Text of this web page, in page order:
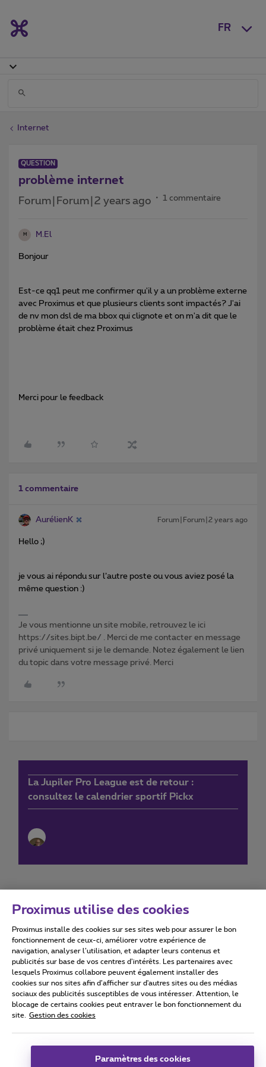
FR
Internet
QUESTION
problème internet
Forum|Forum|2 years ago 1 commentaire
M M.El
Bonjour
Est-ce qq1 peut me confirmer qu'il y a un problème externe
avec Proximus et que plusieurs clients sont impactés? J'ai
de nv mon dsl de ma bbox qui clignote et on m'a dit que le
problème était chez Proximus
Merci pour le feedback
1 commentaire
AurélienK Forum|Forum|2 years ago
Hello ;)
je vous ai répondu sur l’autre poste ou vous aviez posé la
même question :)
Je vous mentionne un site mobile, retrouvez le ici
https://sites.bipt.be/ . Merci de me contacter en message
privé uniquement si je le demande. Notez également le lien
du topic dans votre message privé. Merci
La Jupiler Pro League est de retour :
consultez le calendrier sportif Pickx
Conditions d'utilisation Accessibility statement
Tous droits réservés. © 2026
Conditions générales, info consommateur
Coordonnées de l’entreprise
Proximus utilise des cookies
Proximus installe des cookies sur ses sites web pour assurer le bon
fonctionnement de ceux-ci, améliorer votre expérience de
navigation, analyser l’utilisation, et adapter leurs contenus et
publicités sur base de vos centres d’intérêts. Les partenaires avec
lesquels Proximus collabore peuvent également installer des
cookies sur nos sites afin d’afficher sur d'autres sites ou des médias
sociaux des publicités susceptibles de vous intéresser. Attention, le
blocage de certains cookies peut entraver le bon fonctionnement du
site.
Gestion des cookies
Paramètres des cookies